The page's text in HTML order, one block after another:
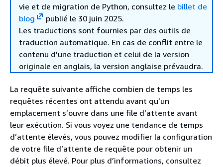
vie et de migration de Python, consultez le billet de
blog
publié le 30 juin 2025.
Les traductions sont fournies par des outils de
traduction automatique. En cas de conflit entre le
contenu d'une traduction et celui de la version
originale en anglais, la version anglaise prévaudra.
La requête suivante affiche combien de temps les
requêtes récentes ont attendu avant qu’un
emplacement s’ouvre dans une file d’attente avant
leur exécution. Si vous voyez une tendance de temps
d’attente élevés, vous pouvez modifier la configuration
de votre file d’attente de requête pour obtenir un
débit plus élevé. Pour plus d’informations, consultez